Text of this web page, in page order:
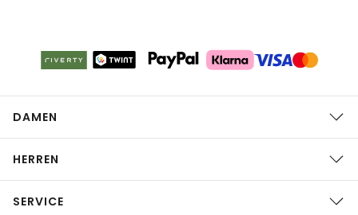
DAMEN
HERREN
SERVICE